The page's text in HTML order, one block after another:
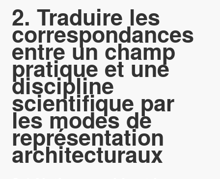
2. Traduire les
correspondances
entre un champ
pratique et une
discipline
scientifique par
les modes de
représentation
architecturaux